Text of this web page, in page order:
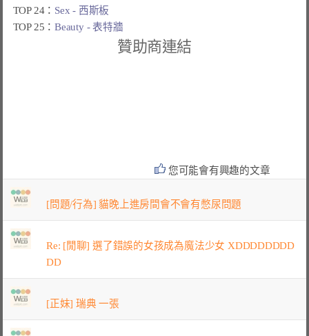
TOP 24： Sex - 西斯板
TOP 25：Beauty - 表特牆
贊助商連結
您可能會有興趣的文章
[問題/行為] 貓晚上進房間會不會有憋尿問題
Re: [閒聊] 選了錯誤的女孩成為魔法少女 XDDDDDDDD
DD
[正妹] 瑞典 一張